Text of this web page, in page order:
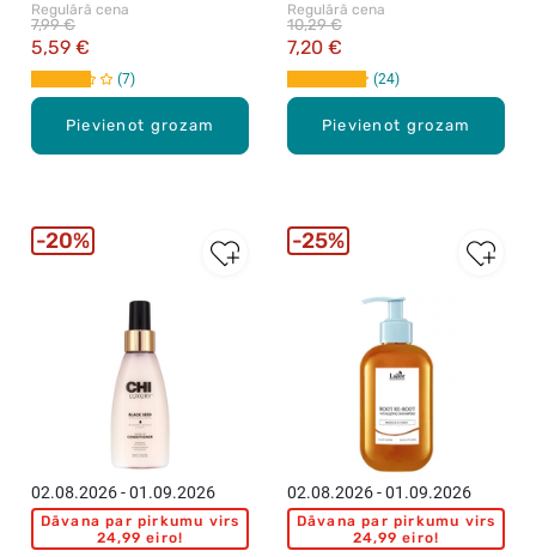
Pievienot grozam
ikdienas lietošanai, 500ml
Regulārā cena
5,59 €
7,99 €
7
Pievienot grozam
sausiem matiem, 50ml
Regulārā cena
7,20 €
10,29 €
24
02.08.2026 - 01.09.2026
Dāvana par pirkumu virs
24,99 eiro!
20%
02.08.2026 - 01.09.2026
Dāvana par pirkumu virs
24,99 eiro!
25%